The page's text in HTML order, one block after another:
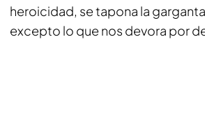
heroicidad, se tapona la
excepto lo que nos devora por